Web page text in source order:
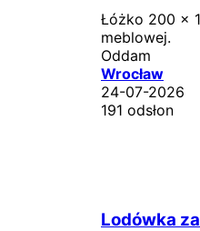
Łóżko 200 x
meblowej.
Oddam
Wrocław
24-07-2026
191 odsłon
Lodówka